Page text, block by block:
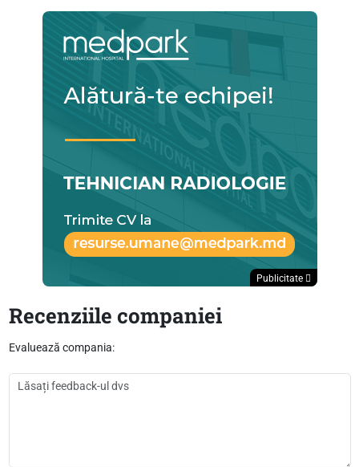
Publicitate
Recenziile companiei
Evaluează compania: